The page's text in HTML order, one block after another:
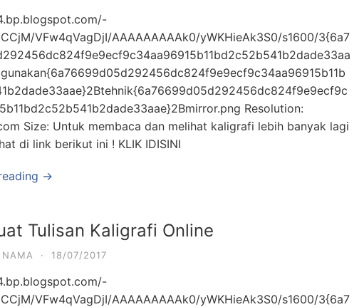
VFw4qVagDjI/AAAAAAAAAk0/yWKHieAk3S0/s1600/3{6a7
Resolution:
Size: Untuk membaca dan melihat kaligrafi lebih banyak lagi
di link berikut ini ! KLIK IDISINI
→
Tulisan Kaligrafi Online
NAMA · 18/07/2017
VFw4qVagDjI/AAAAAAAAAk0/yWKHieAk3S0/s1600/3{6a7